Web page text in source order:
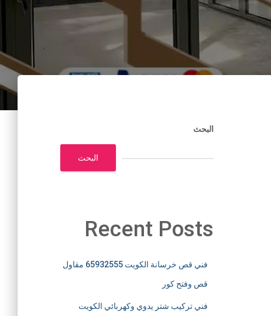
البحث
البحث
Recent Posts
فني قص خرسانة الكويت 65932555 مقاول
قص وفتح كور
فني تركيب شتر يدوي وكهربائي الكويت